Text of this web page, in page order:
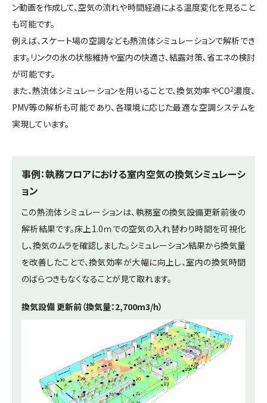
ン動画を作成して、空気の流れや時間経過による温度変化を見ること
も可能です。
例えば、スケート場の空調なども熱流体シミュレーションで解析でき
ます。リンクの氷の状態維持や室内の快適さ、結露対策、省エネの検討
が可能です。
また、熱流体シミュレーションを用いることで、換気効率やCO2濃度、
PMV等の解析も可能であり、各環境に応じた最適な空調システムを
実現しています。
事例：執務フロアにおける室内空気の換気シミュレーシ
ョン
この熱流体シミュレーションは、執務室の換気設備更新前後の
解析結果です。床上1.0ｍでの空気の入れ替わり時間を可視化
し、換気のムラを確認しました。シミュレーション結果から換気量
を改善したことで、換気効率が大幅に向上し、室内の換気時間
のばらつきもなくなることが見て取れます。
換気設備 更新前（換気量：2,700m3/h）